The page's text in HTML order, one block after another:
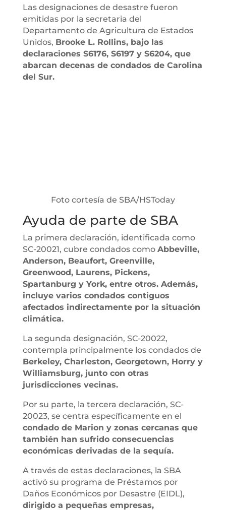
Las designaciones de desastre fueron
emitidas por la secretaria del
Departamento de Agricultura de Estados
Unidos, Brooke L. Rollins, bajo las
declaraciones S6176, S6197 y S6204, que
abarcan decenas de condados de Carolina
del Sur.
Foto cortesía de SBA/HSToday
Ayuda de parte de SBA
La primera declaración, identificada como
SC-20021, cubre condados como Abbeville,
Anderson, Beaufort, Greenville,
Greenwood, Laurens, Pickens,
Spartanburg y York, entre otros. Además,
incluye varios condados contiguos
afectados indirectamente por la situación
climática.
La segunda designación, SC-20022,
contempla principalmente los condados de
Berkeley, Charleston, Georgetown, Horry y
Williamsburg, junto con otras
jurisdicciones vecinas.
Por su parte, la tercera declaración, SC-
20023, se centra específicamente en el
condado de Marion y zonas cercanas que
también han sufrido consecuencias
económicas derivadas de la sequía.
A través de estas declaraciones, la SBA
activó su programa de Préstamos por
Daños Económicos por Desastre (EIDL),
dirigido a pequeñas empresas,